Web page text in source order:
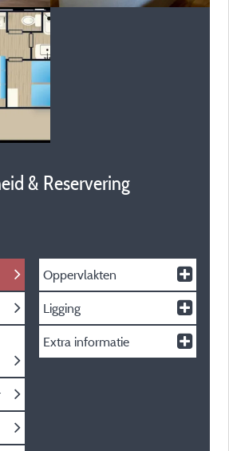
& Reservering
Oppervlakten
Ligging
Extra informatie